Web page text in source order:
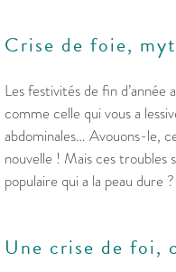
Crise de foie,
Les festivités de fin
comme celle qui vous a
abdominales… Avouons-le,
nouvelle ! Mais ces
populaire qui a la peau dure
Une crise de foi,